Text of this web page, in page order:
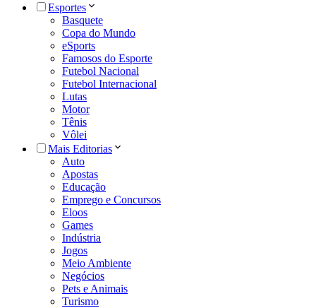
Esportes
Basquete
Copa do Mundo
eSports
Famosos do Esporte
Futebol Nacional
Futebol Internacional
Lutas
Motor
Tênis
Vôlei
Mais Editorias
Auto
Apostas
Educação
Emprego e Concursos
Eloos
Games
Indústria
Jogos
Meio Ambiente
Negócios
Pets e Animais
Turismo